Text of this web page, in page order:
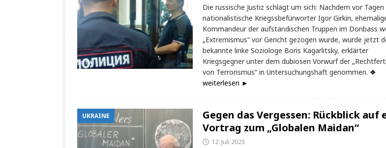
Die russische Justiz schlägt um sich: Nachdem vor Tagen
nationalistische Kriegssbefürworter Igor Girkin,
Kommandeur der aufständischen Truppen im Donbass
„Extremismus“ vor Gericht gezogen wurde, wurde jetzt
bekannte linke Soziologe Boris Kagarlitsky, erklärter
Kriegsgegner unter dem dubiosen Vorwurf der
von Terrorismus“ in Untersuchungshaft genommen. ❖
weiterlesen ►
UKRAINE
Gegen das Vergessen: Rückblick auf
Vortrag zum „Globalen Maidan“
12. Juli 2023